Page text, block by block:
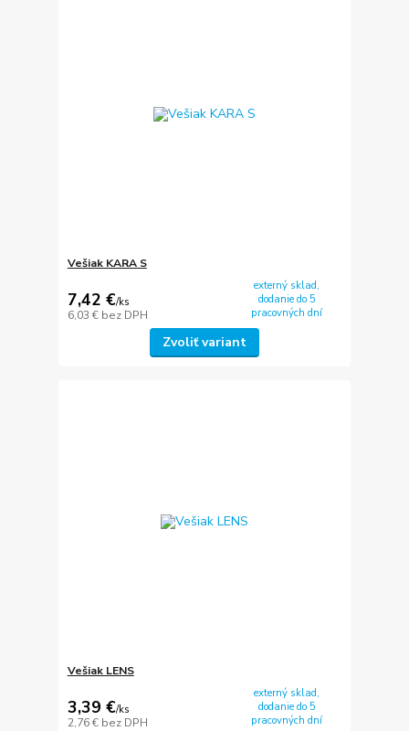
Vešiak KARA S
7,42 €/ks
6,03 € bez DPH
externý sklad,
dodanie do 5
pracovných dní
Zvoliť variant
Vešiak LENS
3,39 €/ks
2,76 € bez DPH
externý sklad,
dodanie do 5
pracovných dní